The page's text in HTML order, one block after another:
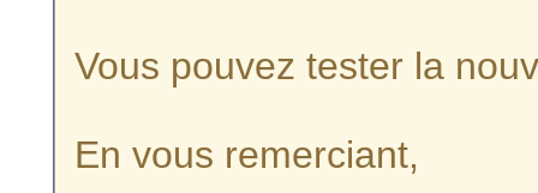
Vous pouvez tester la
En vous remerciant,